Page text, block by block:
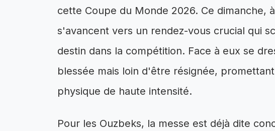
cette Coupe du Monde 2026. Ce dimanche,
s'avancent vers un rendez-vous crucial qui
destin dans la compétition. Face à eux se
blessée mais loin d'être résignée,
physique de haute intensité.
Pour les Ouzbeks, la messe est déjà dite